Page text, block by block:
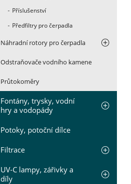
Příslušenství
Předfiltry pro čerpadla
Náhradní rotory pro čerpadla
Odstraňovače vodního kamene
Průtokoměry
Fontány, trysky, vodní
hry a vodopády
Potoky, potoční dílce
Filtrace
UV-C lampy, zářivky a
díly